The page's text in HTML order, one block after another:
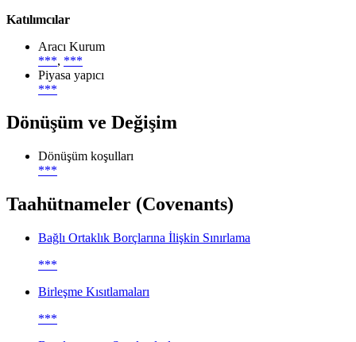
Katılımcılar
Aracı Kurum
***, ***
Piyasa yapıcı
***
Dönüşüm ve Değişim
Dönüşüm koşulları
***
Taahütnameler (Covenants)
Bağlı Ortaklık Borçlarına İlişkin Sınırlama
***
Birleşme Kısıtlamaları
***